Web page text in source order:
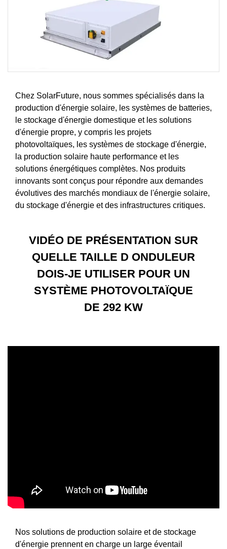
Chez SolarFuture, nous sommes spécialisés dans la
production d'énergie solaire, les systèmes de batteries,
le stockage d'énergie domestique et les solutions
d'énergie propre, y compris les projets
photovoltaïques, les systèmes de stockage d'énergie,
la production solaire haute performance et les
solutions énergétiques complètes. Nos produits
innovants sont conçus pour répondre aux demandes
évolutives des marchés mondiaux de l'énergie solaire,
du stockage d'énergie et des infrastructures critiques.
VIDÉO DE PRÉSENTATION SUR
QUELLE TAILLE D ONDULEUR
DOIS-JE UTILISER POUR UN
SYSTÈME PHOTOVOLTAÏQUE
DE 292 KW
Nos solutions de production solaire et de stockage
d'énergie prennent en charge un large éventail